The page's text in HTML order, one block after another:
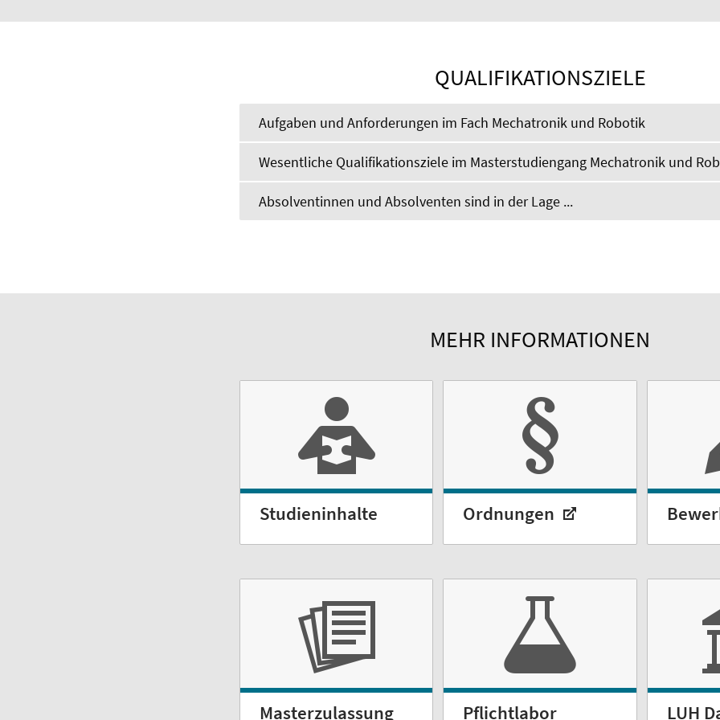
QUALIFIKATIONSZIELE
Aufgaben und Anforderungen im Fach Mechatronik und Robotik
Wesentliche Qualifikationsziele im Masterstudiengang Mechatronik und
Absolventinnen und Absolventen sind in der Lage ...
MEHR INFORMATIONEN
Studieninhalte Ordnungen
Masterzulassung Pflichtlabor LUH